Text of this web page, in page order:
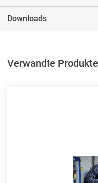
Downloads
Verwandte Produkte